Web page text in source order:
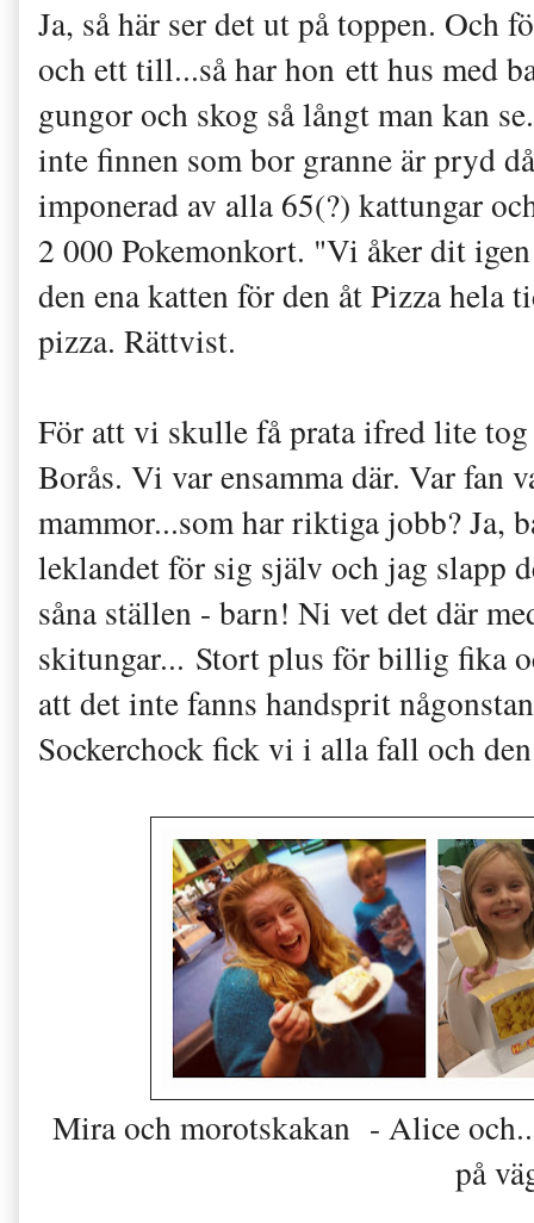
Ja, så här ser det ut på toppen.
och ett till...så har hon ett hus med
gungor och skog så långt man kan
inte finnen som bor granne är pryd
imponerad av alla 65(?) kattungar
2 000 Pokemonkort. "Vi åker dit
den ena katten för den åt Pizza
pizza. Rättvist.
För att vi skulle få prata ifred lite
Borås. Vi var ensamma där. Var fan
mammor...som har riktiga jobb? Ja,
leklandet för sig själv och jag slapp
såna ställen - barn! Ni vet det där
skitungar... Stort plus för billig fika
att det inte fanns handsprit
Sockerchock fick vi i alla fall och
Mira och morotskakan - Alice
på